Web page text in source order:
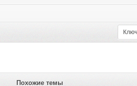
Похожие темы